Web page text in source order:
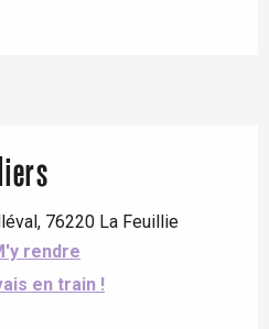
76220 La Feuillie
rendre
en train !